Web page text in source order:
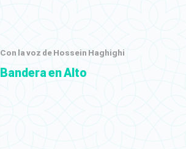
Con la voz de Hossein Haghighi
Bandera en Alto